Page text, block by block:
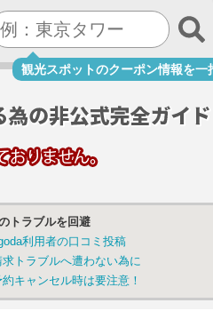
観光スポットのクーポン情報を一
トラブルを回避
利用者の口コミ投稿
求トラブルへ遭わない為に
約キャンセル時は要注意！